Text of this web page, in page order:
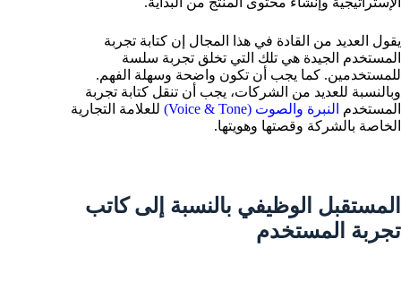
يقول العديد من القادة في هذا المجال إن كتابة تجربة
المستخدم الجيدة هي تلك التي تخلق تجربة سلسة
للمستخدمين. كما يجب أن تكون واضحة وسهلة الفهم.
وبالنسبة للعديد من الشركات، يجب أن تنقل كتابة تجربة
المستخدم النبرة والصوت (Voice & Tone)
للعلامة التجارية
الخاصة بالشركة وقصتها وهويتها.
المستقبل الوظيفي بالنسبة إلى كاتب
تجربة المستخدم